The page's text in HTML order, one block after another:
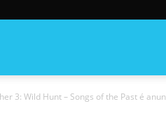
3: Wild Hunt – Songs of the Past é